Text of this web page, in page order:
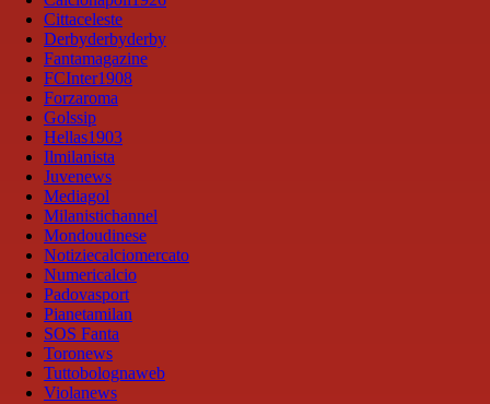
Cittaceleste
Derbyderbyderby
Fantamagazine
FCInter1908
Forzaroma
Golssip
Hellas1903
Ilmilanista
Juvenews
Mediagol
Milanistichannel
Mondoudinese
Notiziecalciomercato
Numericalcio
Padovasport
Pianetamilan
SOS Fanta
Toronews
Tuttobolognaweb
Violanews